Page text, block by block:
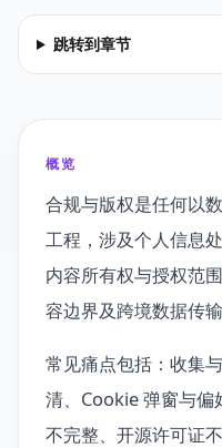
跳转到章节
概览
合规与版权是任何以
工程，涉及个人信息
内容所有权与授权范
容边界及跨境数据传
常见痛点包括：收集
清、Cookie 弹窗与偏
不完整、开源许可证